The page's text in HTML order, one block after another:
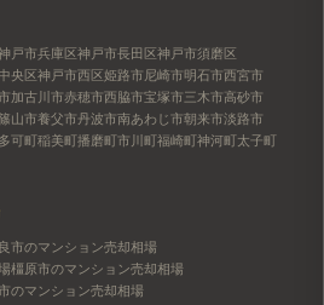
戸市兵庫区神戸市長田区神戸市須磨区
央区神戸市西区姫路市尼崎市明石市西宮市
加古川市赤穂市西脇市宝塚市三木市高砂市
山市養父市丹波市南あわじ市朝来市淡路市
多可町稲美町播磨町市川町福崎町神河町太子町
市のマンション売却相場
橿原市のマンション売却相場
のマンション売却相場